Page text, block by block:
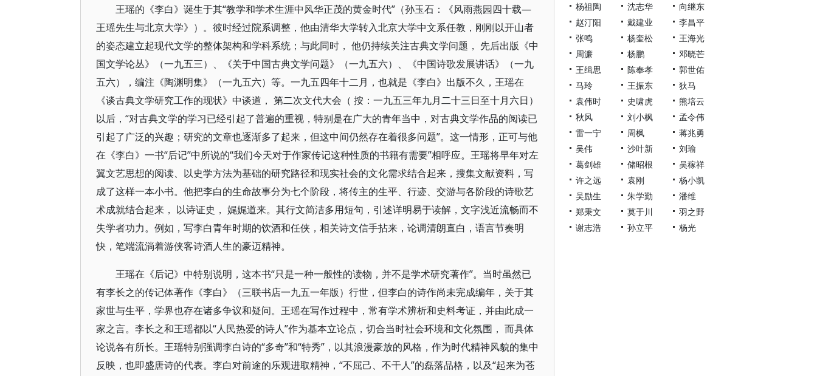
王瑶的《李白》诞生于其“教学和学术生涯中风华正茂的黄金时代”（孙玉石：《风雨燕园四十载—
王瑶先生与北京大学》）。彼时经过院系调整，他由清华大学转入北京大学中文系任教，刚刚以开山者
的姿态建立起现代文学的整体架构和学科系统；与此同时， 他仍持续关注古典文学问题， 先后出版《中
国文学论丛》（一九五三）、《关于中国古典文学问题》（一九五六）、《中国诗歌发展讲话》（一九
五六），编注《陶渊明集》（一九五六）等。一九五四年十二月，也就是《李白》出版不久，王瑶在
《谈古典文学研究工作的现状》中谈道， 第二次文代大会（ 按：一九五三年九月二十三日至十月六日）
以后，“对古典文学的学习已经引起了普遍的重视，特别是在广大的青年当中，对古典文学作品的阅读已
引起了广泛的兴趣；研究的文章也逐渐多了起来，但这中间仍然存在着很多问题”。这一情形，正可与他
在《李白》一书“后记”中所说的“我们今天对于作家传记这种性质的书籍有需要”相呼应。王瑶将早年对左
翼文艺思想的阅读、以史学方法为基础的研究路径和现实社会的文化需求结合起来，搜集文献资料，写
成了这样一本小书。他把李白的生命故事分为七个阶段，将传主的生平、行迹、交游与各阶段的诗歌艺
术成就结合起来， 以诗证史， 娓娓道来。其行文简洁多用短句，引述详明易于读解，文字浅近流畅而不
失学者功力。例如，写李白青年时期的饮酒和任侠，相关诗文信手拈来，论调清朗直白，语言节奏明
快，笔端流淌着游侠客诗酒人生的豪迈精神。
王瑶在《后记》中特别说明，这本书“只是一种一般性的读物，并不是学术研究著作”。当时虽然已
有李长之的传记体著作《李白》（三联书店一九五一年版）行世，但李白的诗作尚未完成编年，关于其
家世与生平，学界也存在诸多争议和疑问。王瑶在写作过程中，常有学术辨析和史料考证，并由此成一
家之言。李长之和王瑶都以“人民热爱的诗人”作为基本立论点，切合当时社会环境和文化氛围， 而具体
论说各有所长。王瑶特别强调李白诗的“多奇”和“特秀”，以其浪漫豪放的风格，作为时代精神风貌的集中
反映，也即盛唐诗的代表。李白对前途的乐观进取精神，“不屈己、不干人”的磊落品格，以及“起来为苍
杨祖陶
沈志华
向继东
赵汀阳
戴建业
李昌平
张鸣
杨奎松
王海光
周濂
杨鹏
邓晓芒
王缉思
陈奉孝
郭世佑
马玲
王振东
狄马
袁伟时
史啸虎
熊培云
秋风
刘小枫
孟令伟
雷一宁
周枫
蒋兆勇
吴伟
沙叶新
刘瑜
葛剑雄
储昭根
吴稼祥
许之远
袁刚
杨小凯
吴励生
朱学勤
潘维
郑秉文
莫于川
羽之野
谢志浩
孙立平 杨光